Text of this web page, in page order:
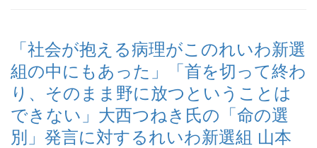
「社会が抱える病理がこのれいわ新選
組の中にもあった」「首を切って終わ
り、そのまま野に放つということは
できない」大西つねき氏の「命の選
別」発言に対するれいわ新選組 山本